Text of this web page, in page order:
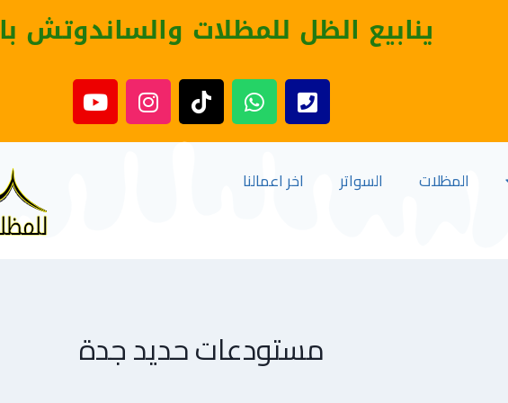
ينابيع الظل للمظلات والساندوتش
المظلات السواتر اخر اعمالنا
مستودعات حديد جدة